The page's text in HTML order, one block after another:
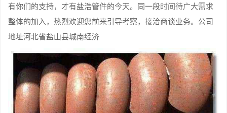
有你们的支持，才有盐浩管件的今天。同一段时间待广大需求
整体的加入，热烈欢迎您前来引导考察，接洽商谈业务。公司
地址河北省盐山县城南经济